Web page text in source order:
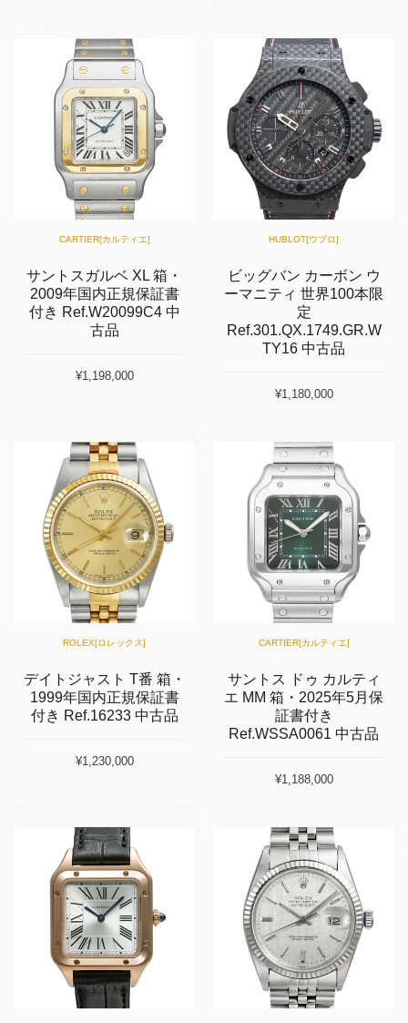
CARTIER[カルティエ]
サントスガルベ XL 箱・
2009年国内正規保証書
付き Ref.W20099C4 中
古品
¥1,198,000
HUBLOT[ウブロ]
ビッグバン カーボン ウ
ーマニティ 世界100本限
定
Ref.301.QX.1749.GR.W
TY16 中古品
¥1,180,000
ROLEX[ロレックス]
デイトジャスト T番 箱・
1999年国内正規保証書
付き Ref.16233 中古品
¥1,230,000
CARTIER[カルティエ]
サントス ドゥ カルティ
エ MM 箱・2025年5月保
証書付き
Ref.WSSA0061 中古品
¥1,188,000